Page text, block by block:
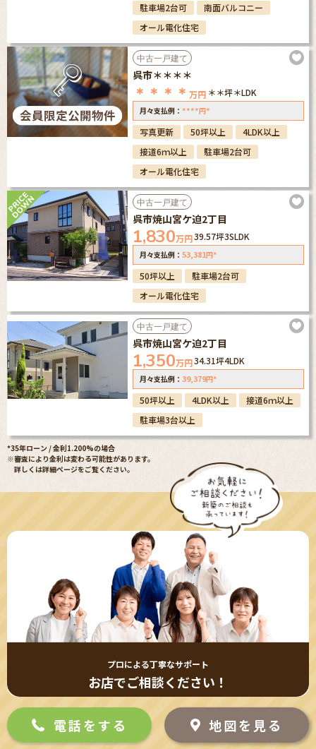
駐車場2台可
南面バルコニー
オール電化住宅
中古一戸建て
呉市＊＊＊＊
＊＊＊＊ 万円 ＊＊坪＊LDK
月々支払例： ****円*
写真更新 50坪以上
4LDK以上
接道6ｍ以上
駐車場2台可
オール電化住宅
中古一戸建て
呉市焼山宮ケ迫2丁目
1,830万円39.57坪3SLDK
月々支払例： 53,381円*
50坪以上
駐車場2台可
オール電化住宅
中古一戸建て
呉市焼山宮ケ迫2丁目
1,350万円34.31坪4LDK
月々支払例： 39,379円*
50坪以上 4LDK以上
接道6ｍ以上
駐車場3台以上
*35年ローン / 金利1.200%の場合
※審査により金利は変わる可能性があります。
詳しくは詳細ページをご覧ください。
プロによる丁寧なサポート
お店でご相談ください！
地図を見る
電話をする